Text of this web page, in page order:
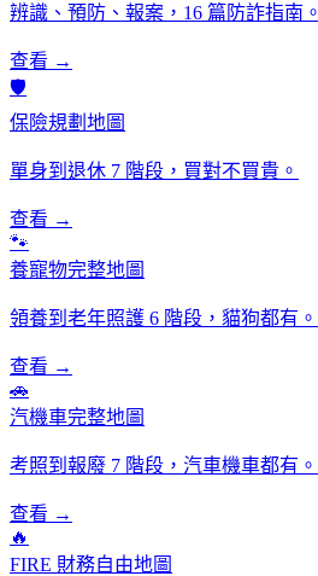
辨識、預防、報案，16 篇防詐指南。
查看 →
🛡️
保險規劃地圖
單身到退休 7 階段，買對不買貴。
查看 →
🐾
養寵物完整地圖
領養到老年照護 6 階段，貓狗都有。
查看 →
🚗
汽機車完整地圖
考照到報廢 7 階段，汽車機車都有。
查看 →
🔥
FIRE 財務自由地圖